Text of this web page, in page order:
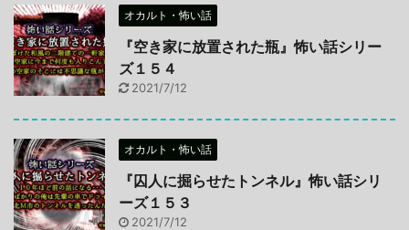
オカルト・怖い話
『空き家に放置された瓶』怖い話シリー
ズ１５４
2021/7/12
オカルト・怖い話
『囚人に掘らせたトンネル』怖い話シリ
ーズ１５３
2021/7/12